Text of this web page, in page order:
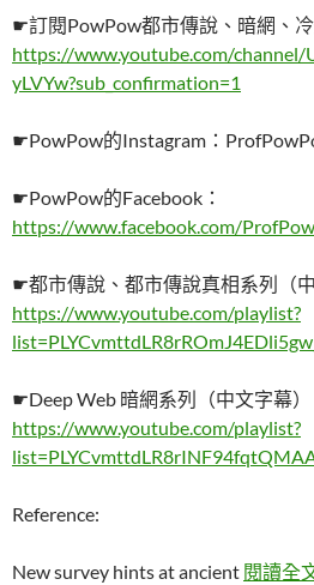
☛訂閱PowPow都市傳說、暗網、冷
https://www.youtube.com/channel/
yLVYw?sub_confirmation=1
☛PowPow的Instagram：
☛PowPow的Facebook：
https://www.facebook.com/
☛都市傳說、都市傳說真相系列（
https://www.youtube.com/playlist?
☛Deep Web 暗網系列（中文字幕）
https://www.youtube.com/playlist?
Reference:
New survey hints at ancient 閱讀全